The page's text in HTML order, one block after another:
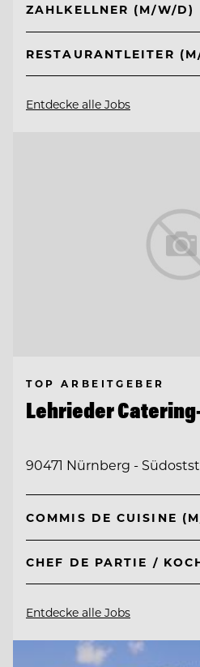
ZAHLKELLNER (M/W/D)
RESTAURANTLEITER
Entdecke alle Jobs
TOP ARBEITGEBER
Lehrieder
90471 Nürnberg -
COMMIS DE CUISINE
CHEF DE PARTIE /
Entdecke alle Jobs